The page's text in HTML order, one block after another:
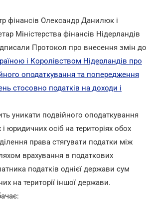
фінансів Олександр Данилюк і
Міністерства фінансів Нідерландів
Протокол про внесення змін до
і Королівством Нідерландів про
оподаткування та попередження
стосовно податків на доходи і
уникати подвійного оподаткування
юридичних осіб на територіях обох
права стягувати податки між
врахування в податкових
податків однієї держави сум
на території іншої держави.